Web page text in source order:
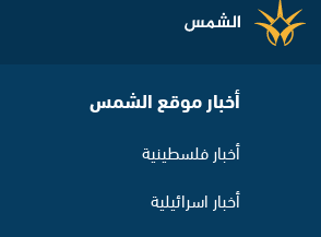
أخبار موقع الشمس
أخبار فلسطينية
أخبار اسرائيلية